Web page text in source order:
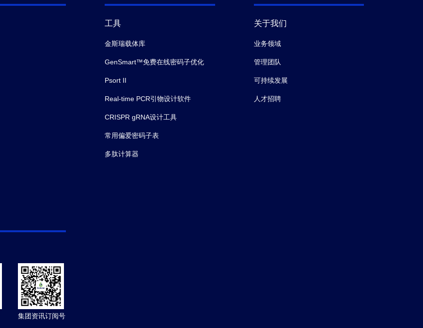
工具
金斯瑞载体库
GenSmart™免费在线密码子优化
Psort II
Real-time PCR引物设计软件
CRISPR gRNA设计工具
常用偏爱密码子表
多肽计算器
关于我们
业务领域
管理团队
可持续发展
人才招聘
集团资讯订阅号